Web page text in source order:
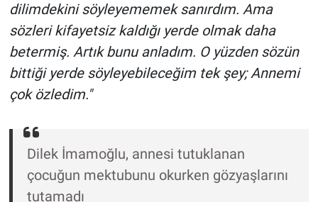
dilimdekini söyleyememek sanırdım. Ama
sözleri kifayetsiz kaldığı yerde olmak daha
betermiş. Artık bunu anladım. O yüzden sözün
bittiği yerde söyleyebileceğim tek şey; Annemi
çok özledim."
Dilek İmamoğlu, annesi tutuklanan
çocuğun mektubunu okurken gözyaşlarını
tutamadı